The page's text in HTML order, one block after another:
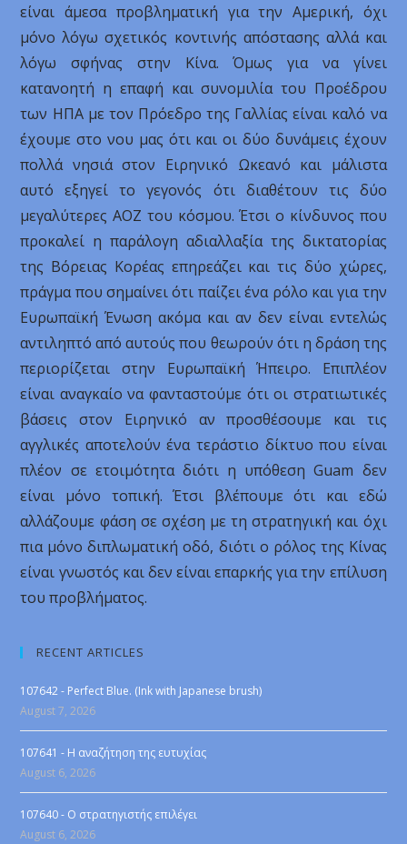
είναι άμεσα προβληματική για την Αμερική, όχι
μόνο λόγω σχετικός κοντινής απόστασης αλλά και
λόγω σφήνας στην Κίνα. Όμως για να γίνει
κατανοητή η επαφή και συνομιλία του Προέδρου
των ΗΠΑ με τον Πρόεδρο της Γαλλίας είναι καλό να
έχουμε στο νου μας ότι και οι δύο δυνάμεις έχουν
πολλά νησιά στον Ειρηνικό Ωκεανό και μάλιστα
αυτό εξηγεί το γεγονός ότι διαθέτουν τις δύο
μεγαλύτερες ΑΟΖ του κόσμου. Έτσι ο κίνδυνος που
προκαλεί η παράλογη αδιαλλαξία της δικτατορίας
της Βόρειας Κορέας επηρεάζει και τις δύο χώρες,
πράγμα που σημαίνει ότι παίζει ένα ρόλο και για την
Ευρωπαϊκή Ένωση ακόμα και αν δεν είναι εντελώς
αντιληπτό από αυτούς που θεωρούν ότι η δράση της
περιορίζεται στην Ευρωπαϊκή Ήπειρο. Επιπλέον
είναι αναγκαίο να φανταστούμε ότι οι στρατιωτικές
βάσεις στον Ειρηνικό αν προσθέσουμε και τις
αγγλικές αποτελούν ένα τεράστιο δίκτυο που είναι
πλέον σε ετοιμότητα διότι η υπόθεση Guam δεν
είναι μόνο τοπική. Έτσι βλέπουμε ότι και εδώ
αλλάζουμε φάση σε σχέση με τη στρατηγική και όχι
πια μόνο διπλωματική οδό, διότι ο ρόλος της Κίνας
είναι γνωστός και δεν είναι επαρκής για την επίλυση
του προβλήματος.
RECENT ARTICLES
107642 - Perfect Blue. (Ink with Japanese brush)
August 7, 2026
107641 - Η αναζήτηση της ευτυχίας
August 6, 2026
107640 - Ο στρατηγιστής επιλέγει
August 6, 2026